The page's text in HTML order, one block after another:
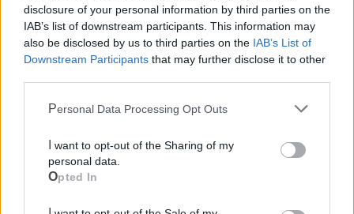
disclosure of your personal information by third parties on the
IAB’s list of downstream participants. This information may
also be disclosed by us to third parties on the IAB’s List of
Downstream Participants that may further disclose it to other
Personal Data Processing Opt Outs
personal data.
Opted In
Cia Agricoltori Italiani | Puglia - Area Due